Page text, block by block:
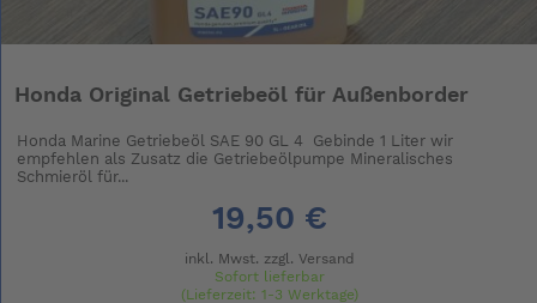
Honda Original Getriebeöl für Außenborder
Honda Marine Getriebeöl SAE 90 GL 4 Gebinde 1 Liter wir
empfehlen als Zusatz die Getriebeölpumpe Mineralisches
Schmieröl für...
19,50 €
inkl. Mwst. zzgl. Versand
Sofort lieferbar
(Lieferzeit: 1-3 Werktage)